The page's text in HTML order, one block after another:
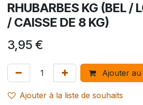
RHUBARBES KG (BEL /
/ CAISSE DE 8 KG)
3,95 €
Ajouter
Ajouter à la liste de souhaits